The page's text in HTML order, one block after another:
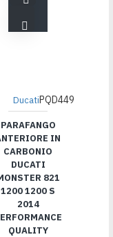
DucatiPQD449
PARAFANGO
IN
CARBONIO
DUCATI
821
1200 1200 S
2014
QUALITY